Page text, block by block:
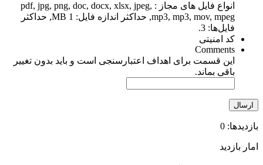
انواع فایل های مجاز : pdf, jpg, png, doc, docx, xlsx, jpeg,
mp3, mp3, mov, mpeg, حداکثر اندازه فایل: 1 MB, حداکثر
فایل‌ها: 3.
کد امنیتی
Comments
این قسمت برای اهداف اعتبارسنجی است و باید بدون تغییر
باقی بماند.
0
بازدید